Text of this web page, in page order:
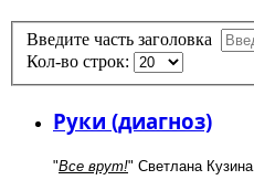
Введите часть заголовка
Кол-во строк:
Руки (диагноз)
"Все врут!" Светлана Кузина.